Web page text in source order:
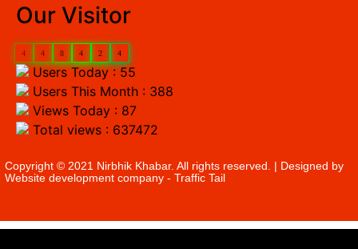
Our Visitor
4 4 8 4 2 4
Users Today : 55
Users This Month : 388
Views Today : 87
Total views : 637472
Copyright © 2021 Nirbhik Khabar. All rights reserved. | Designed by
Website development company - Traffic Tail